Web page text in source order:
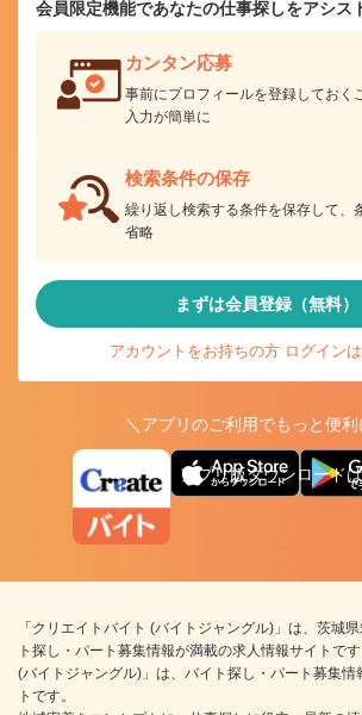
会員限定機能であなたの仕事探しをアシス
カンタン応募
事前にプロフィールを登録しておく
入力が簡単に
検索条件の保存
繰り返し検索する条件を保存して、
省略
まずは会員登録（無料）
アカウントをお持ちの方 ログイン
＼アプリのご利用でもっと便利
アプリ版ダウンロード
「クリエイトバイト (バイトジャングル)」は、茨城
ト探し・パート募集情報が満載の求人情報サイトで
(バイトジャングル)」は、バイト探し・パート募集情
トです。